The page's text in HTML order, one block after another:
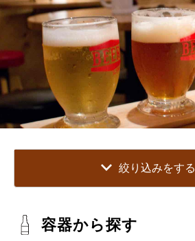
絞り込みをする
容器から探す